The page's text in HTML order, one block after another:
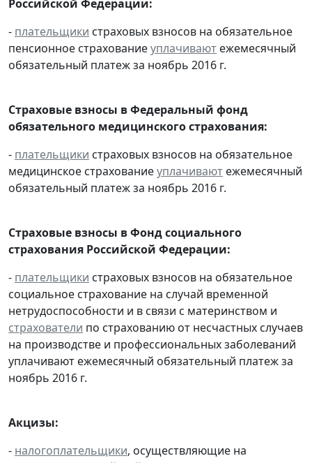
Российской Федерации:
- плательщики страховых взносов на обязательное
пенсионное страхованиеуплачивают ежемесячный
обязательный платеж за ноябрь 2016 г.
Страховые взносы в Федеральный фонд
обязательного медицинского страхования:
- плательщики страховых взносов на обязательное
медицинское страхованиеуплачивают ежемесячный
обязательный платеж за ноябрь 2016 г.
Страховые взносы в Фонд социального
страхования Российской Федерации:
- плательщики страховых взносов на обязательное
социальное страхование на случай временной
нетрудоспособности и в связи с материнством и
страхователи по страхованию от несчастных случаев
на производстве и профессиональных заболеваний
уплачивают ежемесячный обязательный платеж за
ноябрь 2016 г.
Акцизы:
- налогоплательщики, осуществляющие на